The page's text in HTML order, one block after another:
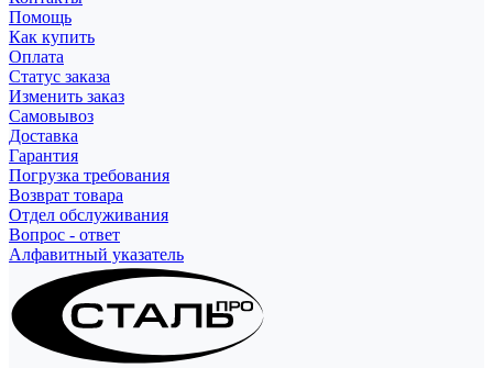
Помощь
Как купить
Оплата
Статус заказа
Изменить заказ
Самовывоз
Доставка
Гарантия
Погрузка требования
Возврат товара
Отдел обслуживания
Вопрос - ответ
Алфавитный указатель